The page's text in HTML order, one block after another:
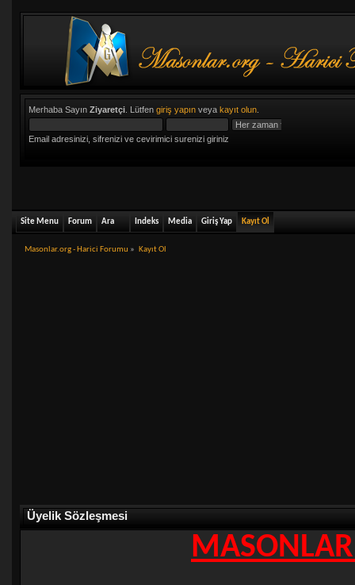
Merhaba Sayın Ziyaretçi. Lütfen giriş yapınveya kayıt olun.
Email adresinizi, sifrenizi ve cevirimici surenizi giriniz
Site Menu Forum Ara Indeks Media Giriş Yap Kayıt Ol
Masonlar.org - Harici Forumu » Kayıt Ol
Üyelik Sözleşmesi